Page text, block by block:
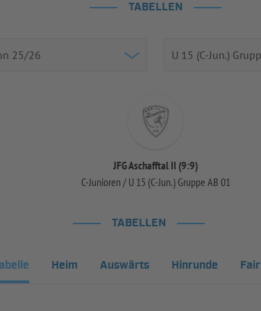
TABELLEN
JFG Aschafftal II (9:9)
C-Junioren / U 15 (C-Jun.) Gruppe AB 01
TABELLEN
Heim Auswärts Hinrunde